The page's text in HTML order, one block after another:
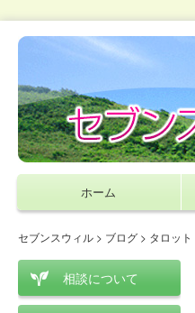
ホーム
セブンスウィル > ブログ > タロット
相談について